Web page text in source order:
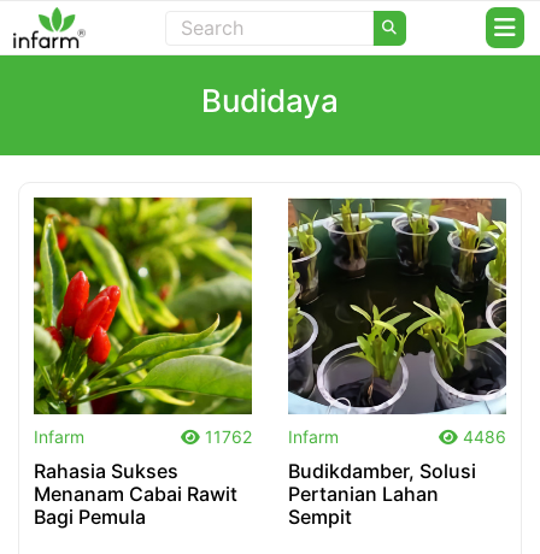
Budidaya
Infarm 11762
Rahasia Sukses
Menanam Cabai Rawit
Bagi Pemula
Infarm 4486
Budikdamber, Solusi
Pertanian Lahan
Sempit